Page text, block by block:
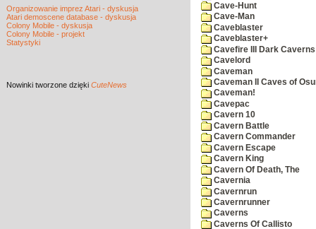
Organizowanie imprez Atari - dyskusja
Atari demoscene database - dyskusja
Colony Mobile - dyskusja
Colony Mobile - projekt
Statystyki
Nowinki tworzone dzięki CuteNews
Cave-Hunt
Cave-Man
Caveblaster
Caveblaster+
Cavefire III Dark Caverns
Cavelord
Caveman
Caveman II Caves of
Caveman!
Cavepac
Cavern 10
Cavern Battle
Cavern Commander
Cavern Escape
Cavern King
Cavern Of Death, The
Cavernia
Cavernrun
Cavernrunner
Caverns
Caverns Of Callisto